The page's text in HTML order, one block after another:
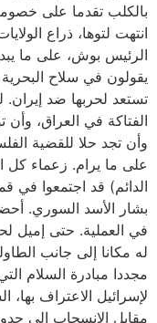
بالكلب تقدما على
انتهت لتوها، ذراع
الرئيس بوش، على ما
يقولون في سلاح البحرية
تستعد لحربها ضد
الفتاكة في العراق، وأن
وأن تجد حلا للقضية
على ما يرام. زعماء كل
الدائم) قد اجتمعوا في
بشار الأسد السوري.
في العملية. حتى إميل
له مكانا إلى جانب
مجددا مبادرة السلام
لإسرائيل الاعتراف بها،